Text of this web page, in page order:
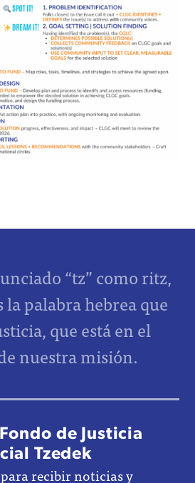
“tz” como ritz,
la palabra hebrea que
que está en el
nuestra misión.
de Justicia
Tzedek
recibir noticias y